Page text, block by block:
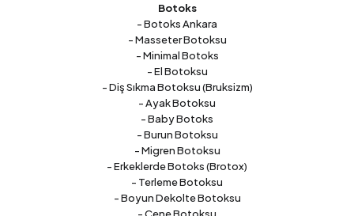
Botoks
- Botoks Ankara
- Masseter Botoksu
- Minimal Botoks
- El Botoksu
- Diş Sıkma Botoksu (Bruksizm)
- Ayak Botoksu
- Baby Botoks
- Burun Botoksu
- Migren Botoksu
- Erkeklerde Botoks (Brotox)
- Terleme Botoksu
- Boyun Dekolte Botoksu
- Çene Botoksu